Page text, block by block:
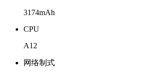
3174mAh
CPU
A12
网络制式